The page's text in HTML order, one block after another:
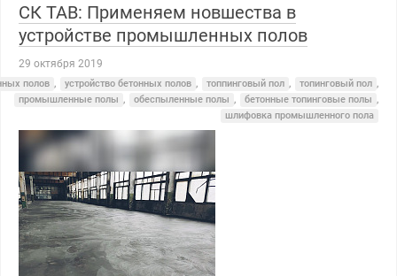
СК ТАВ: Применяем новшества в
устройстве промышленных полов
29 октября 2019
полов , устройство бетонных полов , топпинговый пол , топинговый пол ,
промышленные полы , обеспыленные полы , бетонные топинговые полы ,
шлифовка промышленного пола